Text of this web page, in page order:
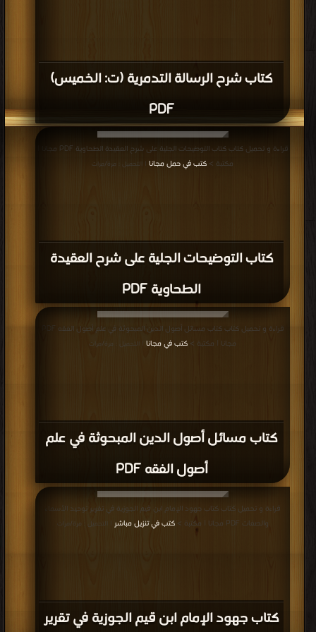
كتاب شرح الرسالة التدمرية (ت: الخميس)
PDF
كتاب التوضيحات الجلية على شرح العقيدة
الطحاوية PDF
قراءة و تحميل كتاب كتاب التوضيحات الجلية على شرح العقيدة الطحاوية PDF مجانا |
مكتبة > كتب في حمل مجانا | التحميل : مرة/مرات
كتاب مسائل أصول الدين المبحوثة في علم
أصول الفقه PDF
مجانا | مكتبة > كتب في مجانا | التحميل : مرة/مرات
كتاب جهود الإمام ابن قيم الجوزية في تقرير
قراءة و تحميل كتاب كتاب جهود الإمام ابن قيم الجوزية في تقرير توحيد الأسماء
والصفات PDF مجانا | مكتبة >
كتب في تنزيل مباشر | التحميل : مرة/مرات